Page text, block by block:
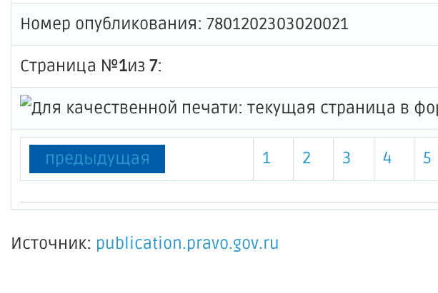
Номер опубликования: 7801202303020021
Страница №1из 7:
предыдущая 1 2 3 4 5
Источник: publication.pravo.gov.ru